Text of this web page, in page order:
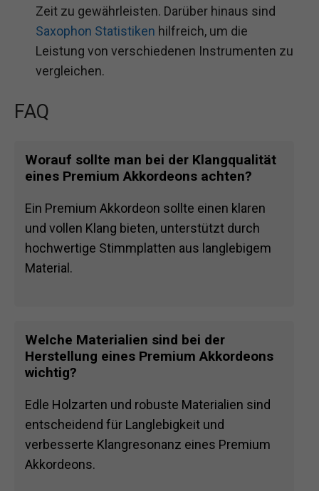
Zeit zu gewährleisten. Darüber hinaus sind
Saxophon Statistiken hilfreich, um die
Leistung von verschiedenen Instrumenten zu
vergleichen.
FAQ
Worauf sollte man bei der Klangqualität
eines Premium Akkordeons achten?
Ein Premium Akkordeon sollte einen klaren
und vollen Klang bieten, unterstützt durch
hochwertige Stimmplatten aus langlebigem
Material.
Welche Materialien sind bei der
Herstellung eines Premium Akkordeons
wichtig?
Edle Holzarten und robuste Materialien sind
entscheidend für Langlebigkeit und
verbesserte Klangresonanz eines Premium
Akkordeons.